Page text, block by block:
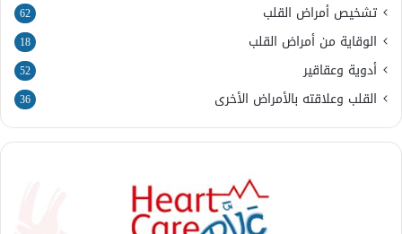
تشخيص أمراض القلب 62
الوقاية من أمراض القلب 18
أدوية وعقاقير 52
القلب وعلاقته بالأمراض الأخرى 36